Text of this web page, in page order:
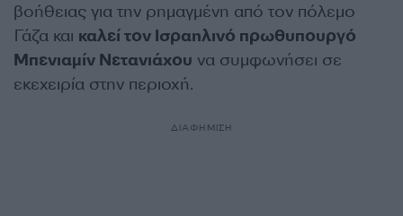
βοήθειας για την ρημαγμένη από τον πόλεμο
Γάζα και καλεί τον Ισραηλινό πρωθυπουργό
Μπενιαμίν Νετανιάχου να συμφωνήσει σε
εκεχειρία στην περιοχή.
ΔΙΑΦΗΜΙΣΗ